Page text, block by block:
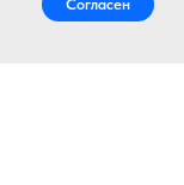
Согласен